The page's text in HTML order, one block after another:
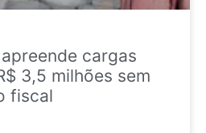
cargas
3,5 milhões sem
fiscal